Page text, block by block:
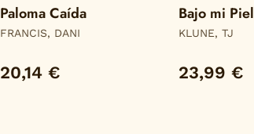
Paloma Caída
FRANCIS, DANI
20,14 €
Bajo mi Piel
KLUNE, TJ
23,99 €